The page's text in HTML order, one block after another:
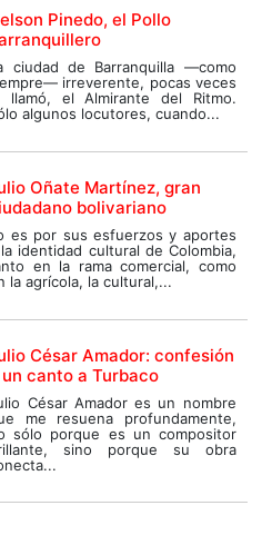
Pinedo, el Pollo
ciudad de Barranquilla —como
irreverente, pocas veces
llamó, el Almirante del Ritmo.
algunos locutores, cuando...
Oñate Martínez, gran
bolivariano
es por sus esfuerzos y aportes
identidad cultural de Colombia,
en la rama comercial, como
la agrícola, la cultural,...
César Amador: confesión
canto a Turbaco
César Amador es un nombre
me resuena profundamente,
sólo porque es un compositor
sino porque su obra